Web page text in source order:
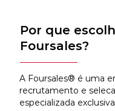
Por que
Foursales?
A Foursales® é uma
recrutamento e
especializada